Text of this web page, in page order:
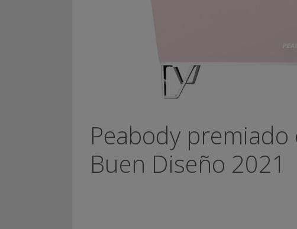
Peabody premiado
Buen Diseño 2021